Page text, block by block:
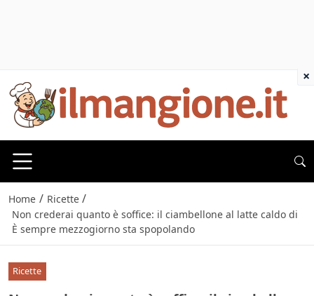
Home / Ricette /
Non crederai quanto è soffice: il ciambellone al latte caldo di
È sempre mezzogiorno sta spopolando
Ricette
×